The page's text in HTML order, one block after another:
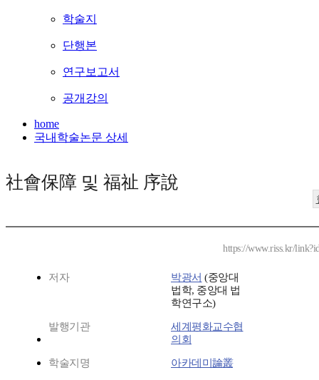
학술지
단행본
연구보고서
공개강의
home
국내학술논문 상세
社會保障 및 福祉 序說
https://www.riss.kr/
저자 박광서 (중앙대
법학, 중앙대 법
학연구소)
발행기관
세계평화교수협
의회
학술지명 아카데미論叢